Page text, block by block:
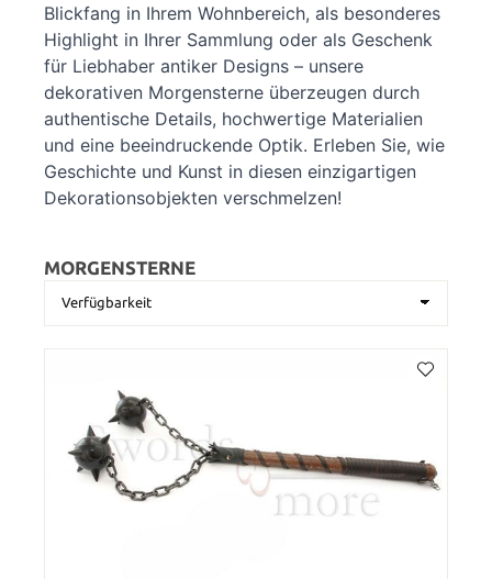
Blickfang in Ihrem Wohnbereich, als besonderes
Highlight in Ihrer Sammlung oder als Geschenk
für Liebhaber antiker Designs – unsere
dekorativen Morgensterne überzeugen durch
authentische Details, hochwertige Materialien
und eine beeindruckende Optik. Erleben Sie, wie
Geschichte und Kunst in diesen einzigartigen
Dekorationsobjekten verschmelzen!
MORGENSTERNE